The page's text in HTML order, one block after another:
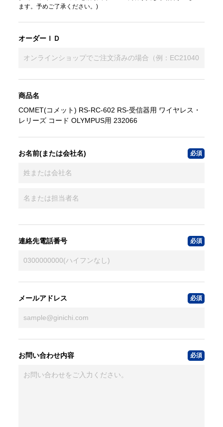
ます。予めご了承ください。)
オーダーＩＤ
商品名
COMET(コメット) RS-RC-602 RS-受信器用 ワイヤレス・
レリーズ コード OLYMPUS用 232066
お名前(または会社名)
連絡先電話番号
メールアドレス
お問い合わせ内容